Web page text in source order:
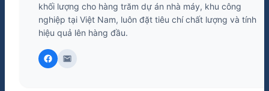
khối lượng cho hàng trăm dự án nhà máy, khu công
nghiệp tại Việt Nam, luôn đặt tiêu chí chất lượng và tính
hiệu quả lên hàng đầu.
mail